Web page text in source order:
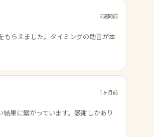
2週間前
もらえました。タイミングの助言が本
1ヶ月前
果に繋がっています。感謝しかあり